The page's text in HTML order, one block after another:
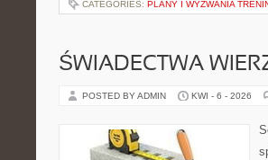
CATEGORIES: PLANY I WYZWANIA
ŚWIADECTWA
POSTED BY ADMIN KWI - 6 - 2026